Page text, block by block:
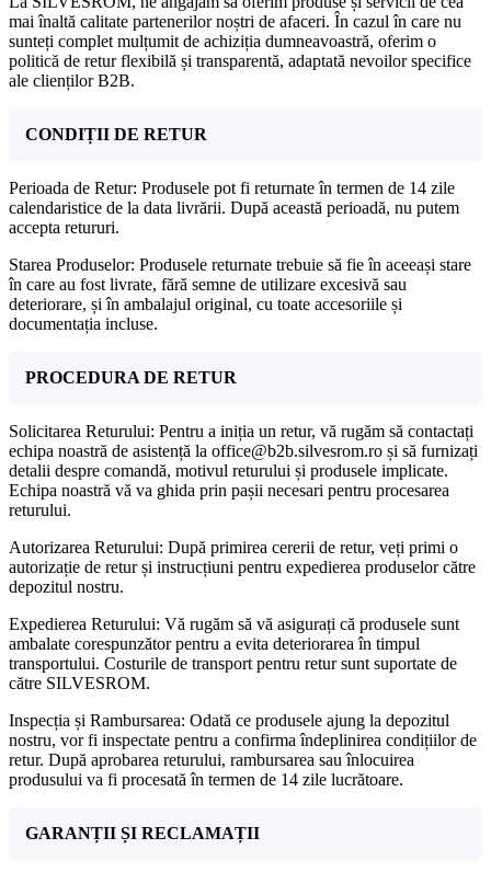
mai înaltă calitate partenerilor noștri de afaceri. În cazul în care nu
sunteți complet mulțumit de achiziția dumneavoastră, oferim o
politică de retur flexibilă și transparentă, adaptată nevoilor specifice
ale clienților B2B.
CONDIȚII DE RETUR
Perioada de Retur: Produsele pot fi returnate în termen de 14 zile
calendaristice de la data livrării. După această perioadă, nu putem
accepta retururi.
Starea Produselor: Produsele returnate trebuie să fie în aceeași stare
în care au fost livrate, fără semne de utilizare excesivă sau
deteriorare, și în ambalajul original, cu toate accesoriile și
documentația incluse.
PROCEDURA DE RETUR
Solicitarea Returului: Pentru a iniția un retur, vă rugăm să contactați
echipa noastră de asistență la office@b2b.silvesrom.ro și să furnizați
detalii despre comandă, motivul returului și produsele implicate.
Echipa noastră vă va ghida prin pașii necesari pentru procesarea
returului.
Autorizarea Returului: După primirea cererii de retur, veți primi o
autorizație de retur și instrucțiuni pentru expedierea produselor către
depozitul nostru.
Expedierea Returului: Vă rugăm să vă asigurați că produsele sunt
ambalate corespunzător pentru a evita deteriorarea în timpul
transportului. Costurile de transport pentru retur sunt suportate de
către SILVESROM.
Inspecția și Rambursarea: Odată ce produsele ajung la depozitul
nostru, vor fi inspectate pentru a confirma îndeplinirea condițiilor de
retur. După aprobarea returului, rambursarea sau înlocuirea
produsului va fi procesată în termen de 14 zile lucrătoare.
GARANȚII ȘI RECLAMAȚII